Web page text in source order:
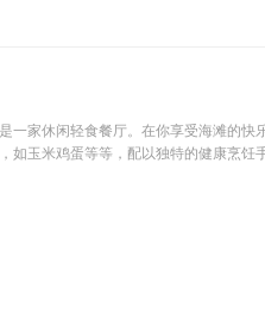
家休闲轻食餐厅。在你享受海滩的
如玉米鸡蛋等等，配以独特的健康烹